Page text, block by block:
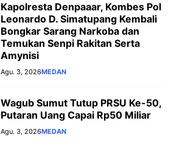
Kapolresta Denpaaar, Kombes Pol
Leonardo D. Simatupang Kembali
Bongkar Sarang Narkoba dan
Temukan Senpi Rakitan Serta
Amynisi
Agu. 3, 2026MEDAN
Wagub Sumut Tutup PRSU Ke-50,
Putaran Uang Capai Rp50 Miliar
Agu. 3, 2026MEDAN